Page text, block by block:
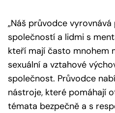
„Náš průvodce
společností a lidmi s
kteří mají často mnohem
sexuální a vztahové
společnost. Průvodce
nástroje, které pomáhají
témata bezpečně a s